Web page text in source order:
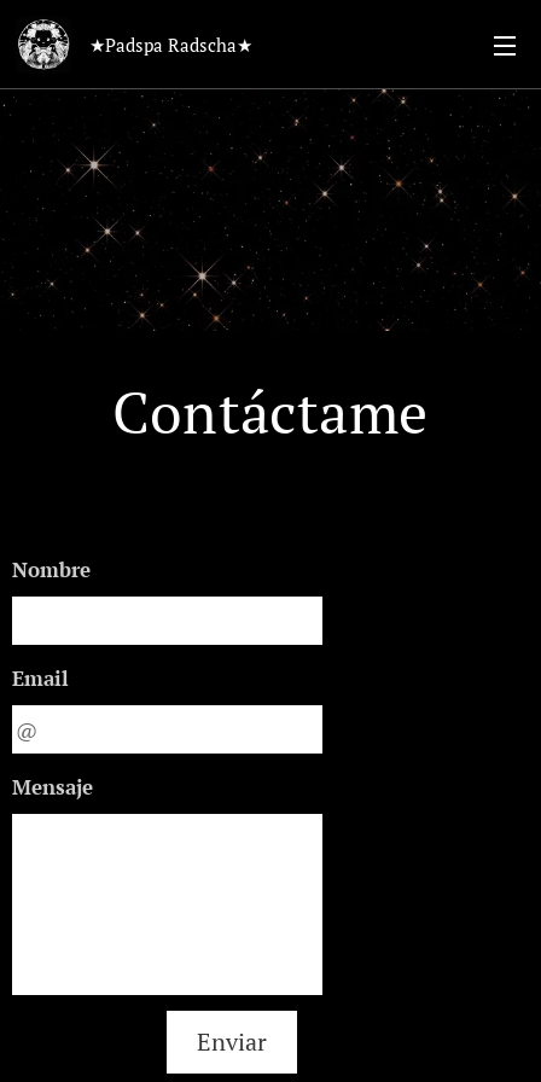
★Padspa Radscha★
Contáctame
Nombre
Email
Mensaje
Enviar